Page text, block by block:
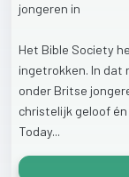
jongeren in
Het Bible Society
ingetrokken. In dat
onder Britse
christelijk geloof én
Today...